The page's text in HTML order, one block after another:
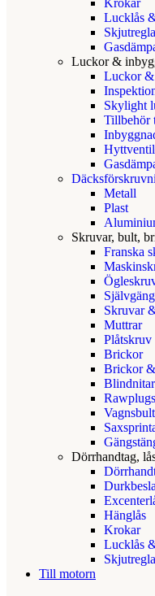
Krokar
Lucklås
Luckor &
Luckor &
Skylight
Tillbehör
Metall
Plast
Skruvar, bult,
Franska
Skruvar
Muttrar
Plåtskruv
Brickor
Brickor
Blindnitar
Rawplugs
Dörrhandtag,
Hänglås
Krokar
Lucklås
Till motorn